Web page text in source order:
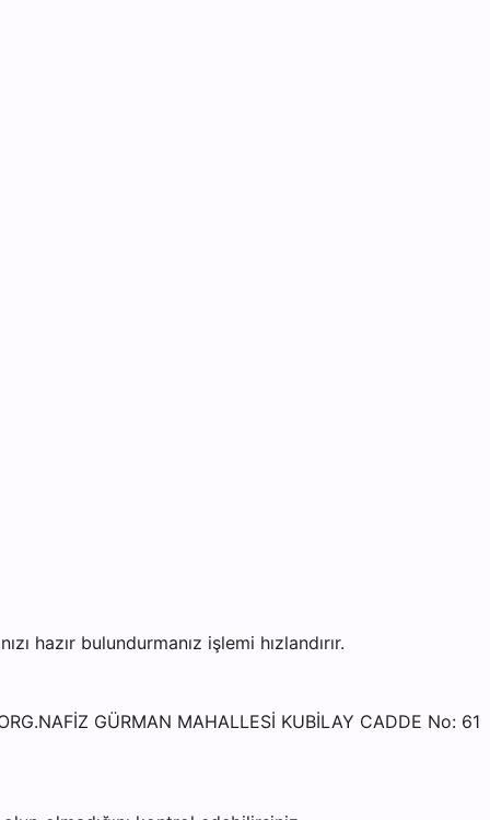
hazır bulundurmanız işlemi hızlandırır.
GÜRMAN MAHALLESİ KUBİLAY CADDE No: 61